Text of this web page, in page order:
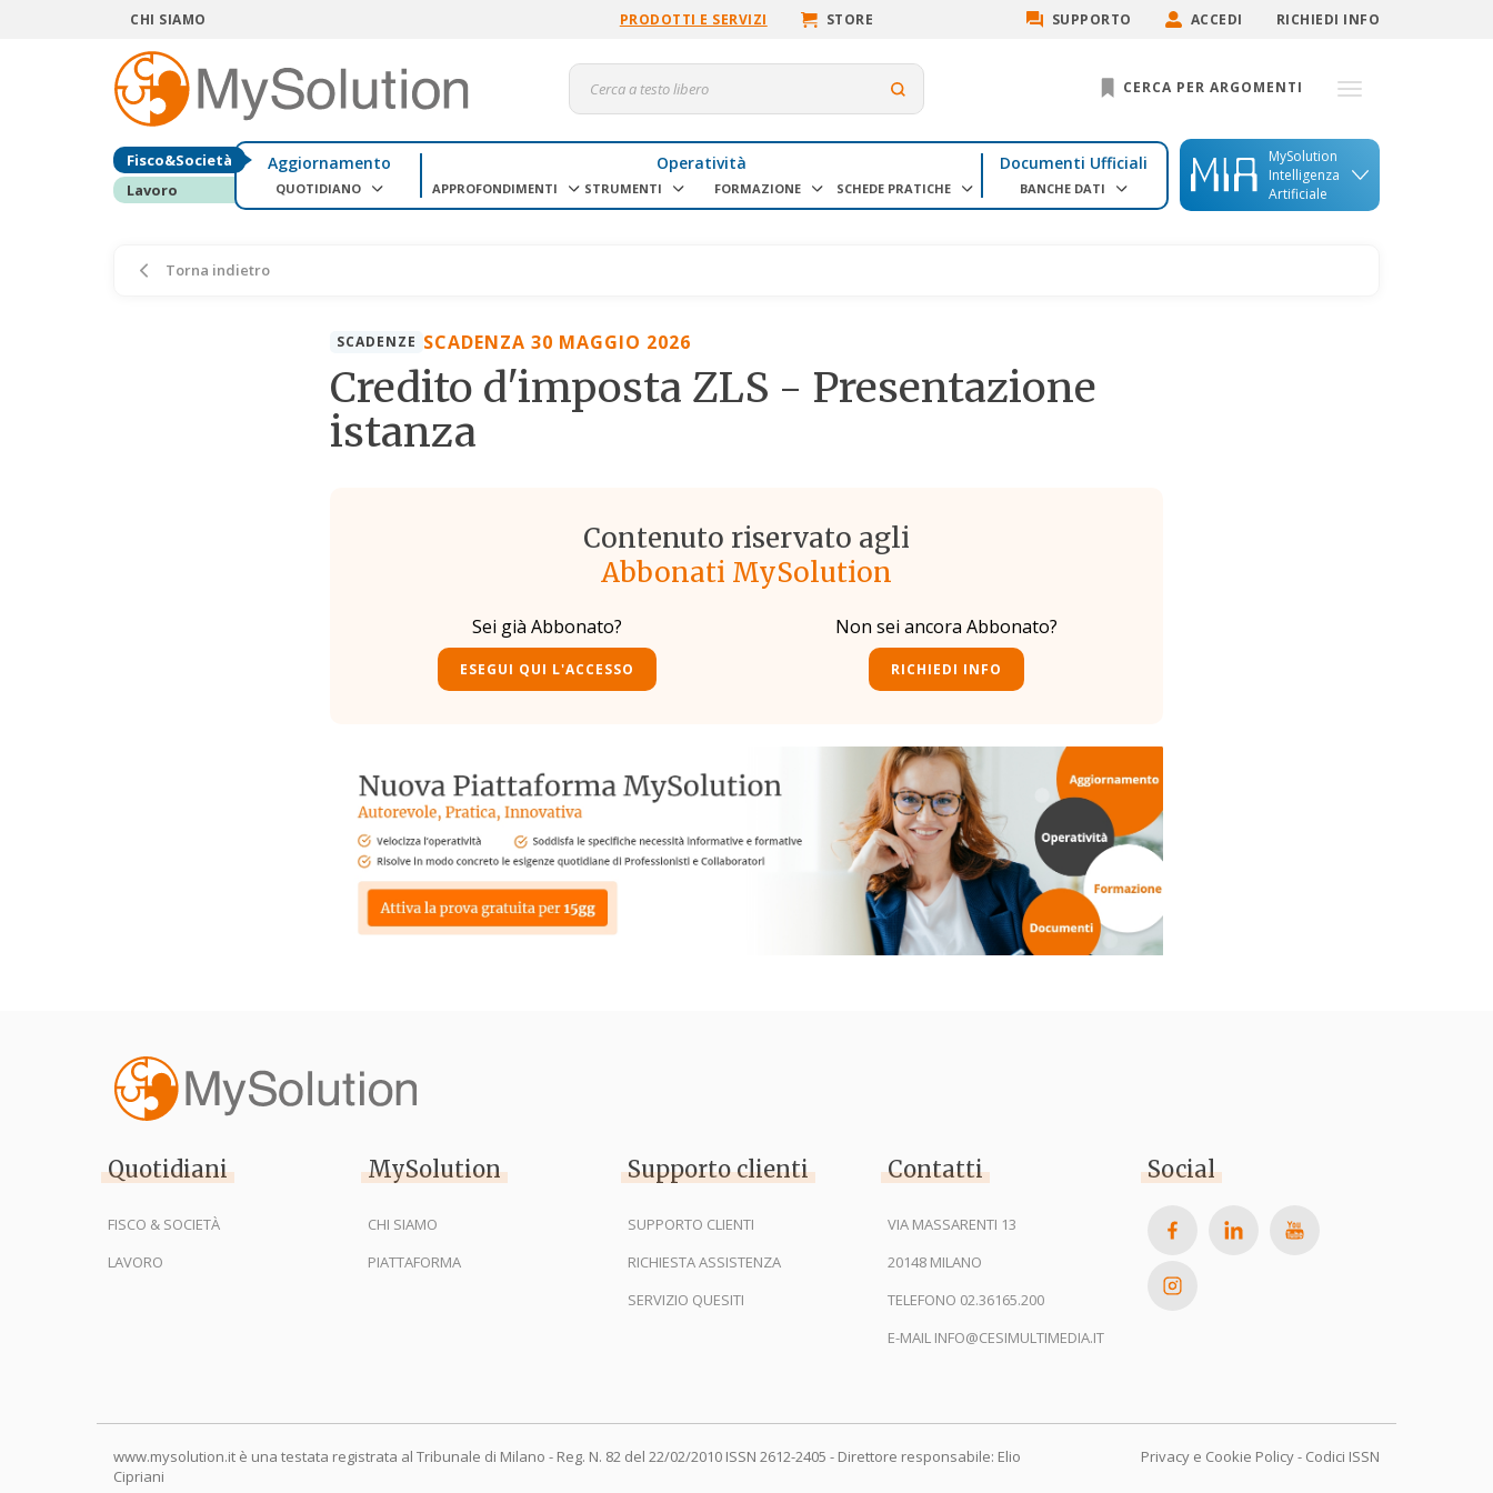
CHI SIAMO PRODOTTI E SERVIZI STORE SUPPORTO ACCEDI RICHIEDI INFO
CERCA PER ARGOMENTI
Fisco&Società
Lavoro
Aggiornamento
QUOTIDIANO
Operatività
APPROFONDIMENTI STRUMENTI FORMAZIONE SCHEDE PRATICHE
Documenti Ufficiali
BANCHE DATI
MySolution
Intelligenza
Artificiale
Torna indietro
SCADENZE SCADENZA 30 MAGGIO 2026
Credito d'imposta ZLS - Presentazione
istanza
Contenuto riservato agli
Abbonati MySolution
Sei già Abbonato?
ESEGUI QUI L'ACCESSO
Non sei ancora Abbonato?
RICHIEDI INFO
Quotidiani
FISCO & SOCIETÀ
LAVORO
MySolution
CHI SIAMO
PIATTAFORMA
Supporto clienti
SUPPORTO CLIENTI
RICHIESTA ASSISTENZA
SERVIZIO QUESITI
Contatti
VIA MASSARENTI 13
20148 MILANO
TELEFONO 02.36165.200
E-MAIL INFO@CESIMULTIMEDIA.IT
Social
www.mysolution.it è una testata registrata al Tribunale di Milano - Reg. N. 82 del 22/02/2010 ISSN 2612-2405 - Direttore responsabile: Elio
Cipriani
Privacy e Cookie Policy- Codici ISSN